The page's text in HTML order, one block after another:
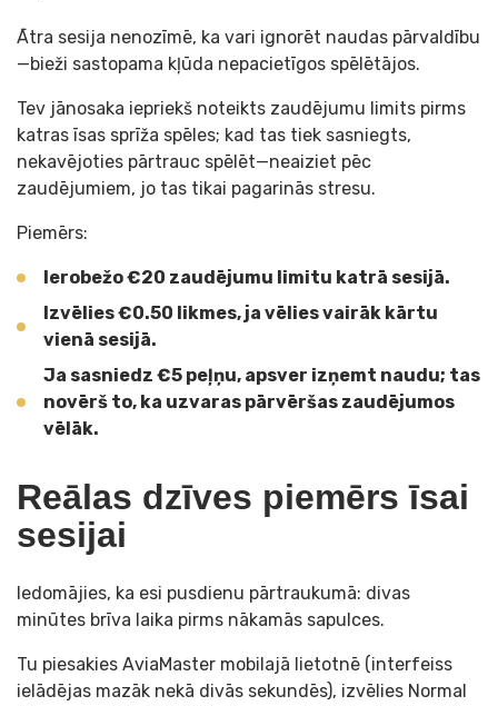
Ātra sesija nenozīmē, ka vari ignorēt naudas pārvaldību
—bieži sastopama kļūda nepacietīgos spēlētājos.
Tev jānosaka iepriekš noteikts zaudējumu limits pirms
katras īsas sprīža spēles; kad tas tiek sasniegts,
nekavējoties pārtrauc spēlēt—neaiziet pēc
zaudējumiem, jo tas tikai pagarinās stresu.
Piemērs:
Ierobežo €20 zaudējumu limitu katrā sesijā.
Izvēlies €0.50 likmes, ja vēlies vairāk kārtu
vienā sesijā.
Ja sasniedz €5 peļņu, apsver izņemt naudu; tas
novērš to, ka uzvaras pārvēršas zaudējumos
vēlāk.
Reālas dzīves piemērs īsai
sesijai
Iedomājies, ka esi pusdienu pārtraukumā: divas
minūtes brīva laika pirms nākamās sapulces.
Tu piesakies AviaMaster mobilajā lietotnē (interfeiss
ielādējas mazāk nekā divās sekundēs), izvēlies Normal